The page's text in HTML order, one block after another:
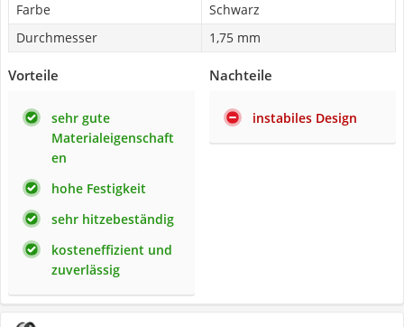
Farbe
Schwarz
Durchmesser
1,75 mm
Vorteile
sehr gute
Materialeigenschaft
en
hohe Festigkeit
sehr hitzebeständig
kosteneffizient und
zuverlässig
Nachteile
instabiles Design